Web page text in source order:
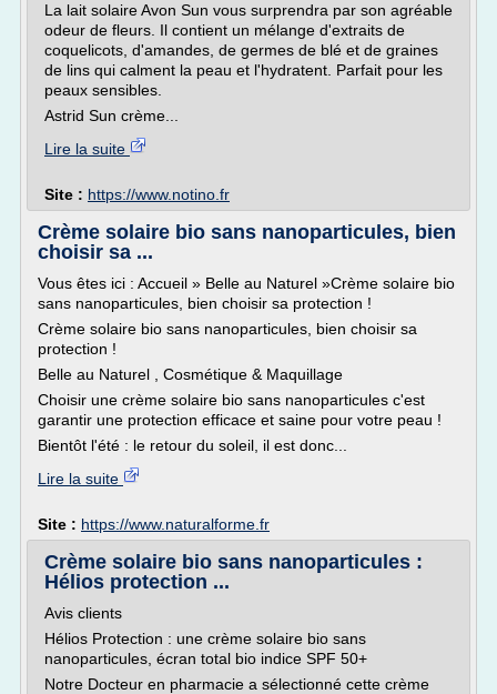
La lait solaire Avon Sun vous surprendra par son agréable
odeur de fleurs. Il contient un mélange d'extraits de
coquelicots, d'amandes, de germes de blé et de graines
de lins qui calment la peau et l'hydratent. Parfait pour les
peaux sensibles.
Astrid Sun crème...
Lire la suite
Site : https://www.notino.fr
Crème solaire bio sans nanoparticules, bien
choisir sa ...
Vous êtes ici : Accueil » Belle au Naturel »Crème solaire bio
sans nanoparticules, bien choisir sa protection !
Crème solaire bio sans nanoparticules, bien choisir sa
protection !
Belle au Naturel , Cosmétique & Maquillage
Choisir une crème solaire bio sans nanoparticules c'est
garantir une protection efficace et saine pour votre peau !
Bientôt l'été : le retour du soleil, il est donc...
Lire la suite
Site : https://www.naturalforme.fr
Crème solaire bio sans nanoparticules :
Hélios protection ...
Avis clients
Hélios Protection : une crème solaire bio sans
nanoparticules, écran total bio indice SPF 50+
Notre Docteur en pharmacie a sélectionné cette crème